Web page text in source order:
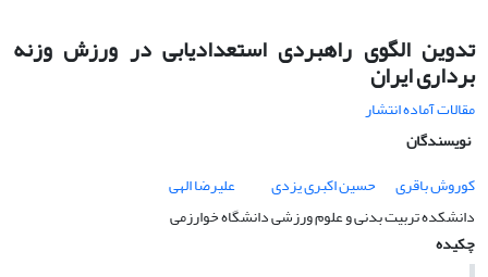
تدوین الگوی راهبردی استعدادیابی در ورزش وزنه
برداری ایران
مقالات آماده انتشار
نویسندگان
کوروش باقری
حسین اکبری یزدی
علیرضا الهی
دانشکده تربیت بدنی و علوم ورزشی دانشگاه خوارزمی
چکیده